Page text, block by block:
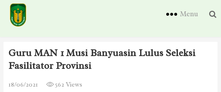
Menu
Guru MAN 1 Musi Banyuasin Lulus Seleksi
Fasilitator Provinsi
18/06/2021 562 Views